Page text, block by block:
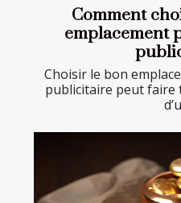
Comment
emplacement
Choisir le bon
publicitaire peut faire